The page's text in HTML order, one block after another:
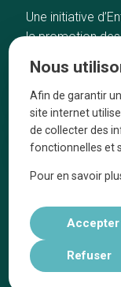
Une initiative
la promotion
Accueil
Bonnes
Quartiers
Blog
Tops 10
Nous
Afin de garantir
site internet
de collecter des
fonctionnelles et
Pour en savoir
Refuser